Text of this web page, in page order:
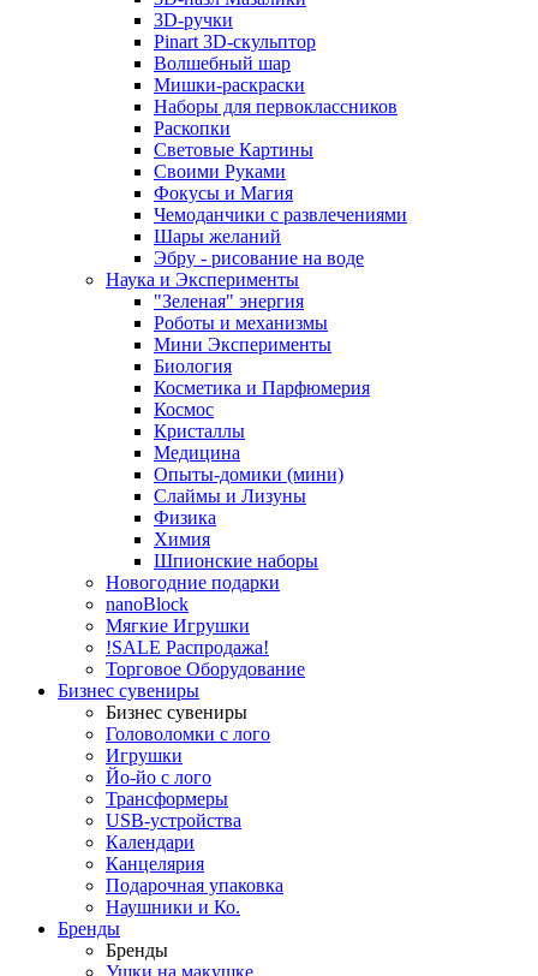
3D-ручки
Pinart 3D-скульптор
Волшебный шар
Мишки-раскраски
Наборы для первоклассников
Раскопки
Световые Картины
Своими Руками
Фокусы и Магия
Чемоданчики с развлечениями
Шары желаний
Эбру - рисование на воде
Наука и Эксперименты
"Зеленая" энергия
Роботы и механизмы
Мини Эксперименты
Биология
Косметика и Парфюмерия
Космос
Кристаллы
Медицина
Опыты-домики (мини)
Слаймы и Лизуны
Физика
Химия
Шпионские наборы
Новогодние подарки
nanoBlock
Мягкие Игрушки
!SALE Распродажа!
Торговое Оборудование
Бизнес сувениры
Бизнес сувениры
Головоломки с лого
Игрушки
Йо-йо с лого
Трансформеры
USB-устройства
Календари
Канцелярия
Подарочная упаковка
Наушники и Ко.
Бренды
Бренды